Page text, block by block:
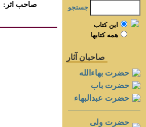
:صاحب اثر
جستجو
اين کتاب
همه کتابها
صاحبان آثار
حضرت بهاءالله
حضرت باب
حضرت عبدالبهاء
حضرت ولی